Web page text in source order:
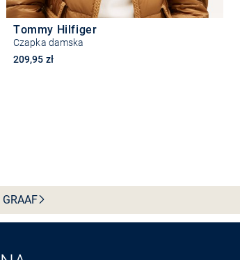
Tommy Hilfiger
Czapka damska
209,95 zł
GRAAF